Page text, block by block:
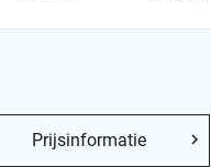
Prijsinformatie